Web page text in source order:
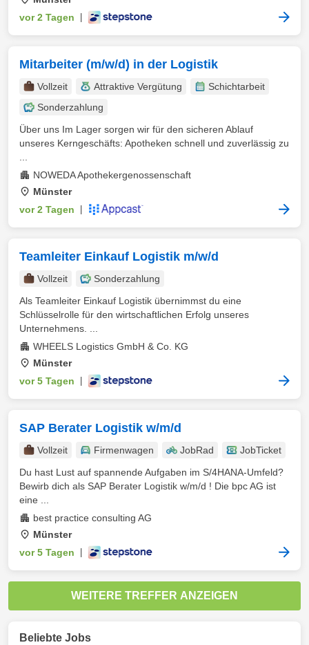
vor 2 Tagen
Mitarbeiter (m/w/d) in der Logistik
Vollzeit Attraktive Vergütung
Schichtarbeit
Sonderzahlung
Über uns Im Lager sorgen wir für den sicheren Ablauf
unseres Kerngeschäfts: Apotheken schnell und zuverlässig zu
NOWEDA Apothekergenossenschaft
Münster
vor 2 Tagen
Teamleiter Einkauf Logistik m/w/d
Vollzeit
Sonderzahlung
Als Teamleiter Einkauf Logistik übernimmst du eine
Schlüsselrolle für den wirtschaftlichen Erfolg unseres
Unternehmens. ...
WHEELS Logistics GmbH & Co. KG
Münster
vor 5 Tagen
SAP Berater Logistik w/m/d
Vollzeit Firmenwagen JobRad
JobTicket
Du hast Lust auf spannende Aufgaben im S/4HANA-Umfeld?
Bewirb dich als SAP Berater Logistik w/m/d ! Die bpc AG ist
eine ...
best practice consulting AG
Münster
vor 5 Tagen
WEITERE TREFFER ANZEIGEN
Beliebte Jobs